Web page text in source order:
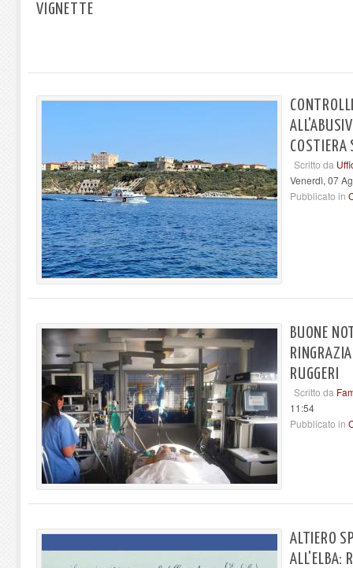
VIGNETTE
Scritto da
Venerdì, 07
Pubblicato in
BUONE
RUGGERI
Scritto da
11:54
Pubblicato in
ALTIERO
ALL'ELBA: